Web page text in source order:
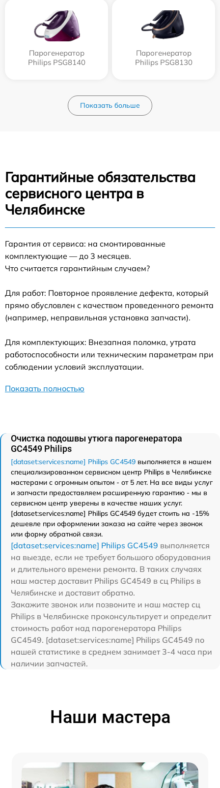
Парогенератор
Philips PSG8140
Парогенератор
Philips PSG8130
Показать больше
Гарантийные обязательства
сервисного центра в
Челябинске
Гарантия от сервиса: на смонтированные
комплектующие — до 3 месяцев.
Что считается гарантийным случаем?
Для работ: Повторное проявление дефекта, который
прямо обусловлен с качеством проведенного ремонта
(например, неправильная установка запчасти).
Для комплектующих: Внезапная поломка, утрата
работоспособности или техническим параметрам при
соблюдении условий эксплуатации.
Показать полностью
Очистка подошвы утюга парогенератора
GC4549 Philips
[dataset:services:name] Philips GC4549 выполняется в нашем
специализированном сервисном центр Philips в Челябинске
мастерами с огромным опытом - от 5 лет. На все виды услуг
и запчасти предоставляем расширенную гарантию - мы в
сервисном центр уверены в качестве наших услуг.
[dataset:services:name] Philips GC4549 будет стоить на -15%
дешевле при оформлении заказа на сайте через звонок
или форму обратной связи.
[dataset:services:name] Philips GC4549 выполняется
на выезде, если не требует большого оборудования
и длительного времени ремонта. В таких случаях
наш мастер доставит Philips GC4549 в сц Philips в
Челябинске и доставит обратно.
Закажите звонок или позвоните и наш мастер сц
Philips в Челябинске проконсультирует и определит
стоимость работ над парогенератора Philips
GC4549. [dataset:services:name] Philips GC4549 по
нашей статистике в среднем занимает 3-4 часа при
наличии запчастей.
Наши мастера